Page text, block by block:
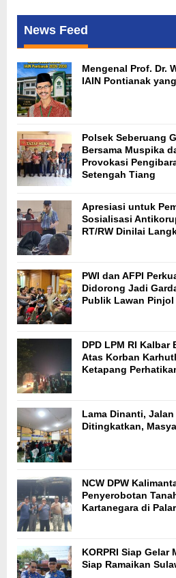
News Feed
Mengenal Prof. Dr.
IAIN Pontianak
Polsek Seberuang
Bersama Muspika
Provokasi
Setengah Tiang
Apresiasi untuk
Sosialisasi
RT/RW Dinilai
PWI dan AFPI
Didorong Jadi
Publik Lawan Pinjol
DPD LPM RI
Atas Korban
Ketapang
Lama Dinanti,
Ditingkatkan,
NCW DPW
Penyerobotan
Kartanegara di
KORPRI Siap Gelar
Siap Ramaikan